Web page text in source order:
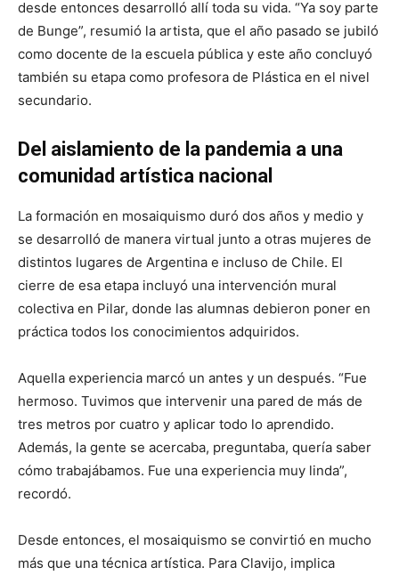
desde entonces desarrolló allí toda su vida. “Ya soy parte
de Bunge”, resumió la artista, que el año pasado se jubiló
como docente de la escuela pública y este año concluyó
también su etapa como profesora de Plástica en el nivel
secundario.
Del aislamiento de la pandemia a una
comunidad artística nacional
La formación en mosaiquismo duró dos años y medio y
se desarrolló de manera virtual junto a otras mujeres de
distintos lugares de Argentina e incluso de Chile. El
cierre de esa etapa incluyó una intervención mural
colectiva en Pilar, donde las alumnas debieron poner en
práctica todos los conocimientos adquiridos.
Aquella experiencia marcó un antes y un después. “Fue
hermoso. Tuvimos que intervenir una pared de más de
tres metros por cuatro y aplicar todo lo aprendido.
Además, la gente se acercaba, preguntaba, quería saber
cómo trabajábamos. Fue una experiencia muy linda”,
recordó.
Desde entonces, el mosaiquismo se convirtió en mucho
más que una técnica artística. Para Clavijo, implica